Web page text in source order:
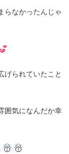
らなかったんじゃ
げられていたこと
囲気になんだか幸